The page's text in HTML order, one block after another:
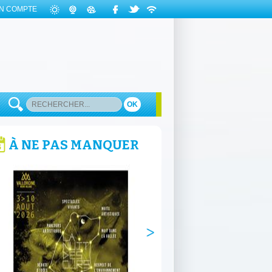
COMPTE
OK
À NE PAS MANQUER